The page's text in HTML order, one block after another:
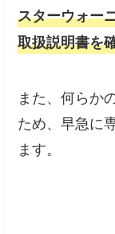
スターウォー
取扱説明書を
また、何らか
ため、早急に
ます。